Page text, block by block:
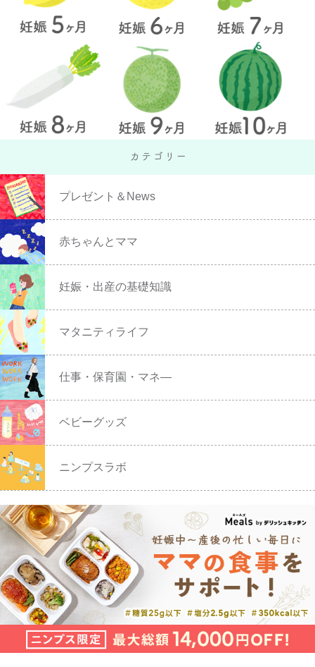
プレゼント＆News
赤ちゃんとママ
妊娠・出産の基礎知識
マタニティライフ
仕事・保育園・マネ―
ベビーグッズ
ニンプスラボ